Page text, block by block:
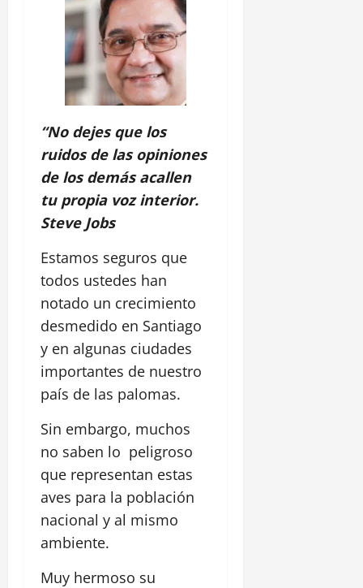
“No dejes que los
ruidos de las opiniones
de los demás acallen
tu propia voz interior.
Steve Jobs
Estamos seguros que
todos ustedes han
notado un crecimiento
desmedido en Santiago
y en algunas ciudades
importantes de nuestro
país de las palomas.
Sin embargo, muchos
no saben lo peligroso
que representan estas
aves para la población
nacional y al mismo
ambiente.
Muy hermoso su